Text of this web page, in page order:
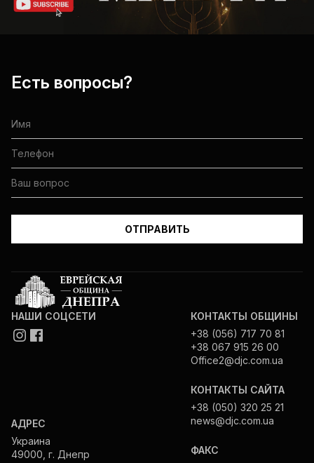
Есть вопросы?
НАШИ СОЦСЕТИ
АДРЕС
Украина
49000, г. Днепр
КОНТАКТЫ ОБЩИНЫ
+38 (056) 717 70 81
+38 067 915 26 00
Office2@djc.com.ua
КОНТАКТЫ САЙТА
+38 (050) 320 25 21
news@djc.com.ua
ФАКС